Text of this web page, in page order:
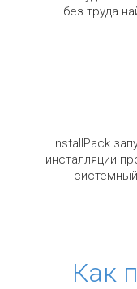
без труда
InstallPack
инсталляции
Как